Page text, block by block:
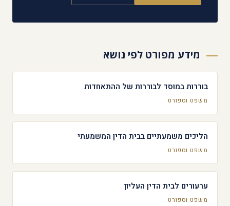
מידע מפורט לפי נושא
בוררות במוסד לבוררות של ההתאחדות
משפט וספורט
הליכים משמעתיים בבית הדין המשמעתי
משפט וספורט
ערעורים לבית הדין העליון
משפט וספורט